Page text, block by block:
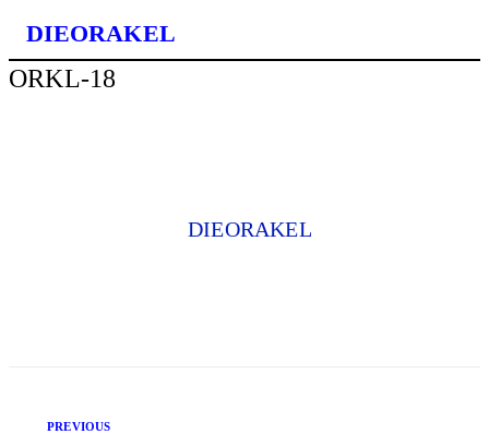
DIE ORAKEL
ORKL-18
DIEORAKEL
PREVIOUS